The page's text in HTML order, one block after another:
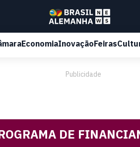
EconomiaInovaçãoFeiras
Publicidade
DE